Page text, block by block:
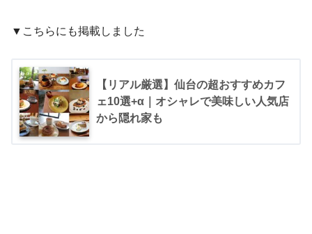
▼こちらにも掲載しました
【リアル厳選】仙台の超おすすめカフ
ェ10選+α｜オシャレで美味しい人気店
から隠れ家も